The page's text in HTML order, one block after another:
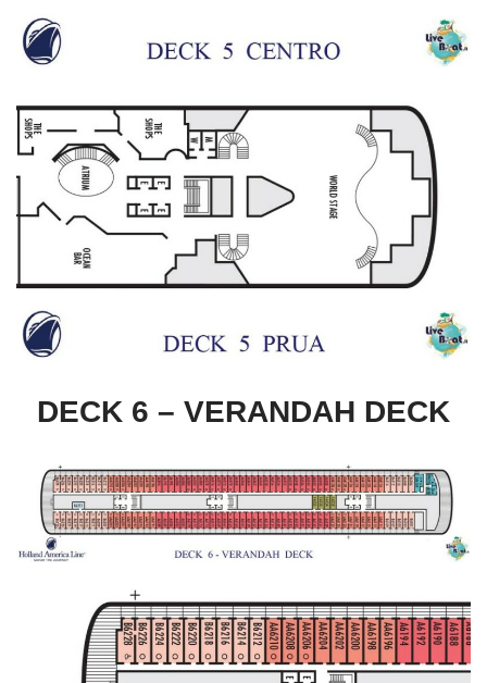
DECK 6 – VERANDAH DECK